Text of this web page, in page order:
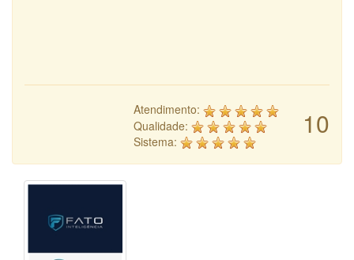
10
Atendimento:
Qualidade:
Sistema: